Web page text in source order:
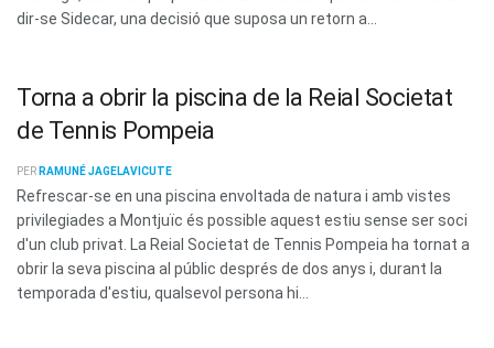
dir-se Sidecar, una decisió que suposa un retorn a...
Torna a obrir la piscina de la Reial Societat
de Tennis Pompeia
PER RAMUNÉ JAGELAVICUTE
Refrescar-se en una piscina envoltada de natura i amb vistes
privilegiades a Montjuïc és possible aquest estiu sense ser soci
d'un club privat. La Reial Societat de Tennis Pompeia ha tornat a
obrir la seva piscina al públic després de dos anys i, durant la
temporada d'estiu, qualsevol persona hi...